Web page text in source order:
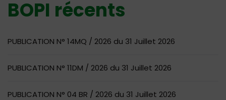
BOPI récents
PUBLICATION N° 14MQ / 2026 du 31 Juillet 2026
PUBLICATION N° 11DM / 2026 du 31 Juillet 2026
PUBLICATION N° 04 BR / 2026 du 31 Juillet 2026